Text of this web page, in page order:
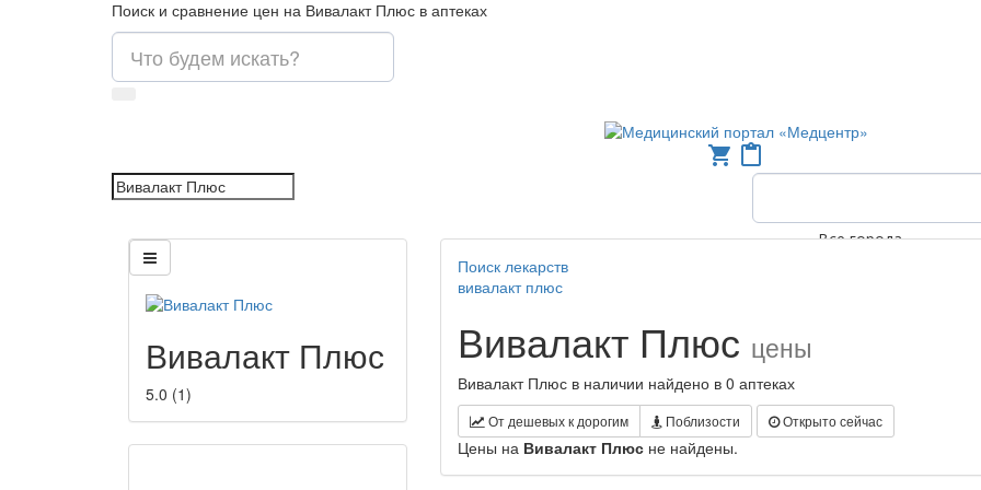
Поиск и сравнение цен на Вивалакт Плюс в аптеках
shopping_cart content_paste
Все города
Вивалакт Плюс
5.0 (1)
Поиск лекарств
вивалакт плюс
Вивалакт Плюс цены
Вивалакт Плюс в наличии найдено в 0 аптеках
От дешевых к дорогим Поблизости Открыто сейчас
Цены на Вивалакт Плюс не найдены.